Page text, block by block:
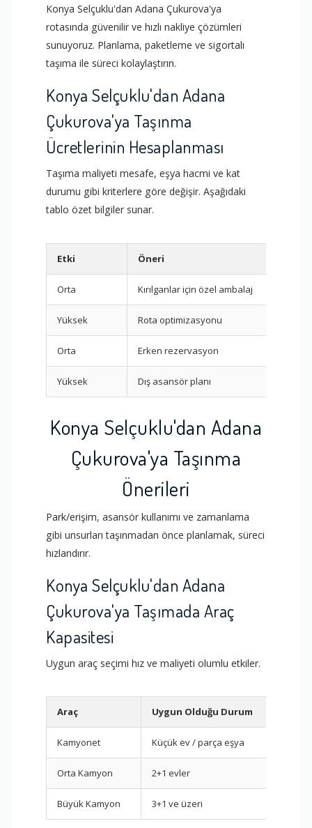
Konya Selçuklu'dan Adana Çukurova'ya
rotasında güvenilir ve hızlı nakliye çözümleri
sunuyoruz. Planlama, paketleme ve sigortalı
taşıma ile süreci kolaylaştırın.
Konya Selçuklu'dan Adana
Çukurova'ya Taşınma
Ücretlerinin Hesaplanması
Taşıma maliyeti mesafe, eşya hacmi ve kat
durumu gibi kriterlere göre değişir. Aşağıdaki
tablo özet bilgiler sunar.
Etki Öneri
Orta Kırılganlar için özel ambalaj
Yüksek Rota optimizasyonu
Orta Erken rezervasyon
Yüksek Dış asansör planı
Konya Selçuklu'dan Adana
Çukurova'ya Taşınma
Önerileri
Park/erişim, asansör kullanımı ve zamanlama
gibi unsurları taşınmadan önce planlamak, süreci
hızlandırır.
Konya Selçuklu'dan Adana
Çukurova'ya Taşımada Araç
Kapasitesi
Uygun araç seçimi hız ve maliyeti olumlu etkiler.
Araç Uygun Olduğu Durum
Kamyonet Küçük ev / parça eşya
Orta Kamyon 2+1 evler
Büyük Kamyon 3+1 ve üzeri